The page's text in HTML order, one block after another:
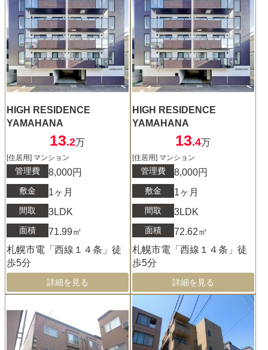
HIGH RESIDENCE
YAMAHANA
13.2万
[住居用] マンション
管理費 8,000円
敷金 1ヶ月
間取 3LDK
面積
71.99㎡
札幌市電「西線１４条」徒
歩5分
詳細を見る
HIGH RESIDENCE
YAMAHANA
13.4万
[住居用] マンション
管理費 8,000円
敷金 1ヶ月
間取 3LDK
面積
72.62㎡
札幌市電「西線１４条」徒
歩5分
詳細を見る